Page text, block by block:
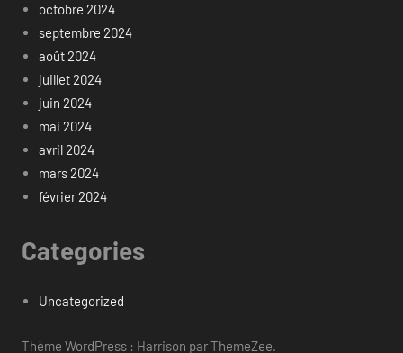
octobre 2024
septembre 2024
août 2024
juillet 2024
juin 2024
mai 2024
avril 2024
mars 2024
février 2024
Categories
Uncategorized
Thème WordPress : Harrison par ThemeZee.